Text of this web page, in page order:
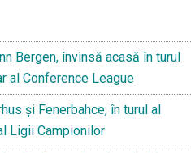
Bergen, învinsă acasă în turul
al Conference League
și Fenerbahce, în turul al
Ligii Campionilor